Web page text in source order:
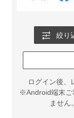
絞り
ログイン後、
※Android端末ご
ません